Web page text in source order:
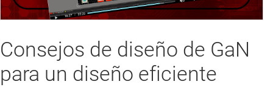
Video
Consejos de diseño de GaN
para un diseño eficiente